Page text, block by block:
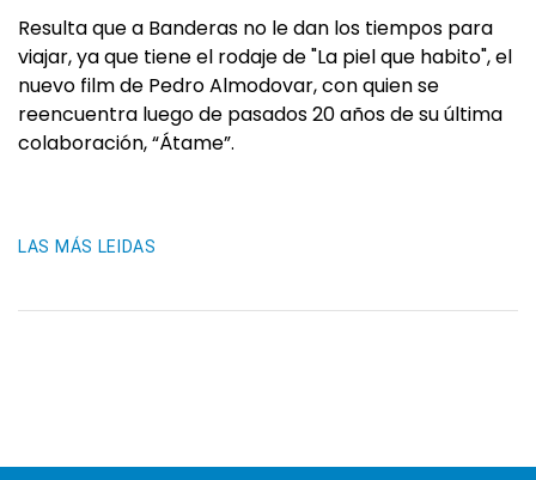
Resulta que a Banderas no le dan los tiempos para
viajar, ya que tiene el rodaje de "La piel que habito", el
nuevo film de Pedro Almodovar, con quien se
reencuentra luego de pasados 20 años de su última
colaboración, “Átame”.
LAS MÁS LEIDAS